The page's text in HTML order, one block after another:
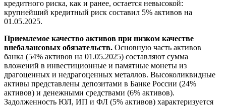
кредитного риска, как и ранее, остается невысокой:
крупнейший кредитный риск составил 5% активов на
01.05.2025.
Приемлемое качество активов при низком качестве
внебалансовых обязательств. Основную часть активов
банка (54% активов на 01.05.2025) составляют сумма
вложений в инвестиционные и памятные монеты из
драгоценных и недрагоценных металлов. Высоколиквидные
активы представлены депозитами в Банке России (24%
активов) и денежными средствами (6% активов).
Задолженность ЮЛ, ИП и ФЛ (5% активов) характеризуется